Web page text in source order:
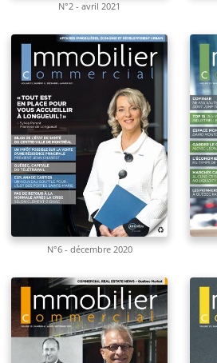
N°2 - avril 2021
N°6 - décembre 2020